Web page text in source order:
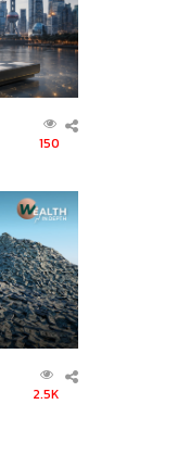
150
2.5K